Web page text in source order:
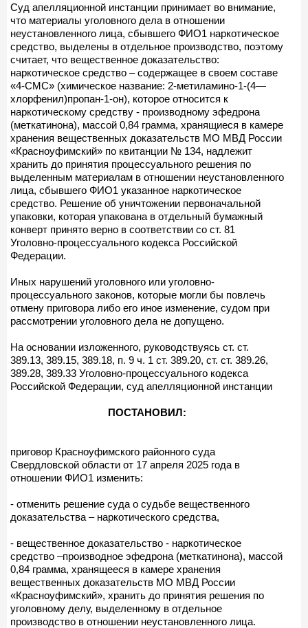
Суд апелляционной инстанции принимает во внимание,
что материалы уголовного дела в отношении
неустановленного лица, сбывшего ФИО1 наркотическое
средство, выделены в отдельное производство, поэтому
считает, что вещественное доказательство:
наркотическое средство – содержащее в своем составе
«4-СМС» (химическое название: 2-метиламино-1-(4—
хлорфенил)пропан-1-он), которое относится к
наркотическому средству - производному эфедрона
(меткатинона), массой 0,84 грамма, хранящиеся в камере
хранения вещественных доказательств МО МВД России
«Красноуфимский» по квитанции № 134, надлежит
хранить до принятия процессуального решения по
выделенным материалам в отношении неустановленного
лица, сбывшего ФИО1 указанное наркотическое
средство. Решение об уничтожении первоначальной
упаковки, которая упакована в отдельный бумажный
конверт принято верно в соответствии со ст. 81
Уголовно-процессуального кодекса Российской
Федерации.
Иных нарушений уголовного или уголовно-
процессуального законов, которые могли бы повлечь
отмену приговора либо его иное изменение, судом при
рассмотрении уголовного дела не допущено.
На основании изложенного, руководствуясь ст. ст.
389.13, 389.15, 389.18, п. 9 ч. 1 ст. 389.20, ст. ст. 389.26,
389.28, 389.33 Уголовно-процессуального кодекса
Российской Федерации, суд апелляционной инстанции
ПОСТАНОВИЛ:
приговор Красноуфимского районного суда
Свердловской области от 17 апреля 2025 года в
отношении ФИО1 изменить:
- отменить решение суда о судьбе вещественного
доказательства – наркотического средства,
- вещественное доказательство - наркотическое
средство –производное эфедрона (меткатинона), массой
0,84 грамма, хранящееся в камере хранения
вещественных доказательств МО МВД России
«Красноуфимский», хранить до принятия решения по
уголовному делу, выделенному в отдельное
производство в отношении неустановленного лица.